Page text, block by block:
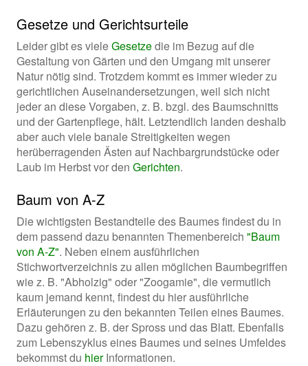
Gesetze und Gerichtsurteile
Leider gibt es vieleGesetzedie im Bezug auf die
Gestaltung von Gärten und den Umgang mit unserer
Natur nötig sind. Trotzdem kommt es immer wieder zu
gerichtlichen Auseinandersetzungen, weil sich nicht
jeder an diese Vorgaben, z. B. bzgl. des Baumschnitts
und der Gartenpflege, hält. Letztendlich landen deshalb
aber auch viele banale Streitigkeiten wegen
herüberragenden Ästen auf Nachbargrundstücke oder
Laub im Herbst vor den Gerichten.
Baum von A-Z
Die wichtigsten Bestandteile des Baumes findest du in
dem passend dazu benannten Themenbereich "Baum
von A-Z". Neben einem ausführlichen
Stichwortverzeichnis zu allen möglichen Baumbegriffen
wie z. B. "Abholzig" oder "Zoogamie", die vermutlich
kaum jemand kennt, findest du hier ausführliche
Erläuterungen zu den bekannten Teilen eines Baumes.
Dazu gehören z. B. der Spross und das Blatt. Ebenfalls
zum Lebenszyklus eines Baumes und seines Umfeldes
bekommst du hierInformationen.